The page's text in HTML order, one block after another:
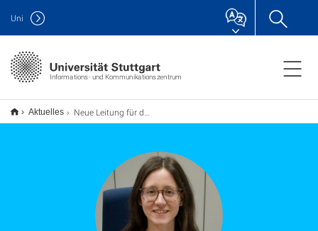
Informations- und Kommunikationszentrum
Uni
Aktuelles Neue Leitung für das Stuttgarter Universitätsarchiv